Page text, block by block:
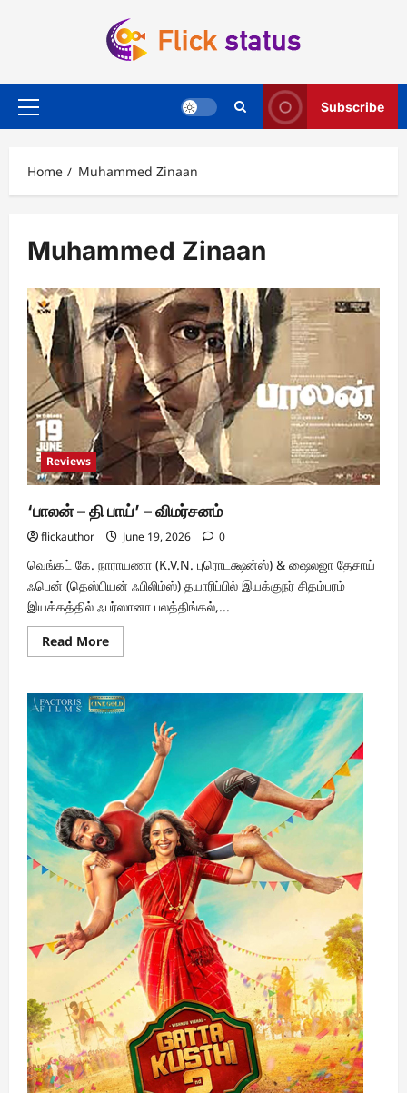
Primary
Subscribe
Home Muhammed Zinaan
Muhammed Zinaan
Reviews
‘பாலன் – தி பாய்’ – விமர்சனம்
flickauthor June 19, 2026 0
வெங்கட் கே. நாராயணா (K.V.N. புரொடக்ஷன்ஸ்) & ஷைலஜா தேசாய்
ஃபென் (தெஸ்பியன் ஃபிலிம்ஸ்) தயாரிப்பில் இயக்குநர் சிதம்பரம்
இயக்கத்தில் ஃபர்ஸானா பலத்திங்கல்,...
Read MoreRead
more
–
தி
பாய்’
விமர்சனம்